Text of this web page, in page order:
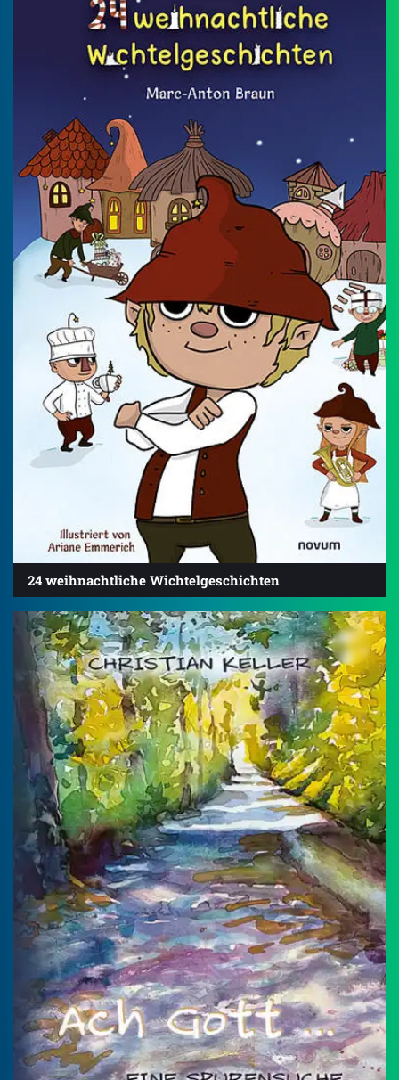
24 weihnachtliche Wichtelgeschichten